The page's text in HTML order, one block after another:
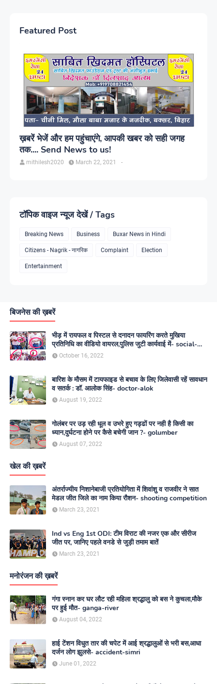
Featured Post
ख़बरें भेजें और हम पहुंचाएंगे, आपकी खबर को सही जगह
तक.... Send News to us!
mithilesh2020 -
March 22, 2021
टॉपिक वाइज न्यूज देखें / Tags
Breaking News Business Buxar News in Hindi
Citizens - Nagrik - नागरिक Complaint Election
Entertainment
बिजनेस की ख़बरें
भीड़ में रायफल व पिस्टल से दनादन फायरिंग करते मुखिया
प्रतिनिधि का वीडियो वायरल,पुलिस जुटी कार्यवाई में- social-
media
October 16, 2022
बारिश के मौसम में टायफाइड से बचाव के लिए जिलेवासी रहें सावधान
व सतर्क : डॉ. आलोक सिंह- doctor-alok
August 19, 2022
गोलंबर पर उड़ रही धूल व उभरे हुए गड्ढों पर नही है किसी का
ध्यान,दुर्घटना होने पर कैसे बचेगी जान ?- golumber
August 07, 2022
खेल की ख़बरें
अंतर्राज्यीय निशानेबाजी प्रतियोगिता में शिवांशु व राजवीर ने सात
मेडल जीत जिले का नाम किया रौशन- shooting competition
March 23, 2021
Ind vs Eng 1st ODI: टीम विराट की नजर एक और सीरीज
जीत पर, जानिए पहले वनडे से जुड़ी तमाम बातें
March 23, 2021
मनोरंजन की ख़बरें
गंगा स्नान कर घर लौट रही महिला श्रद्धालु को बस ने कुचला,मौके
पर हुई मौत- ganga-river
August 04, 2022
हाई टेंशन विधुत तार की चपेट में आई श्रद्धालुओं से भरी बस,आधा
दर्जन लोग झुलसे- accident-simri
June 01, 2022